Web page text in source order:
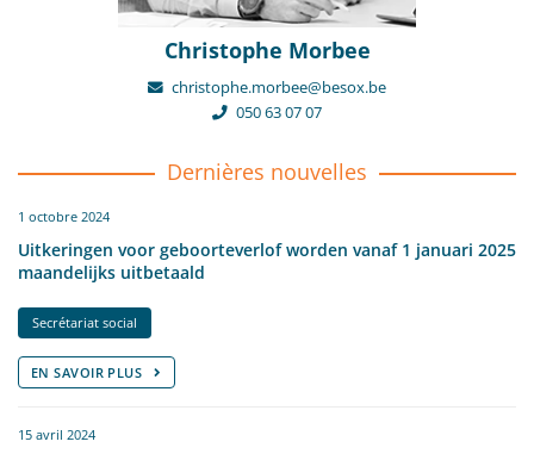
Christophe Morbee
christophe.morbee@besox.be
050 63 07 07
Dernières nouvelles
1 octobre 2024
Uitkeringen voor geboorteverlof worden vanaf 1 januari 2025
maandelijks uitbetaald
Secrétariat social
EN SAVOIR PLUS
15 avril 2024